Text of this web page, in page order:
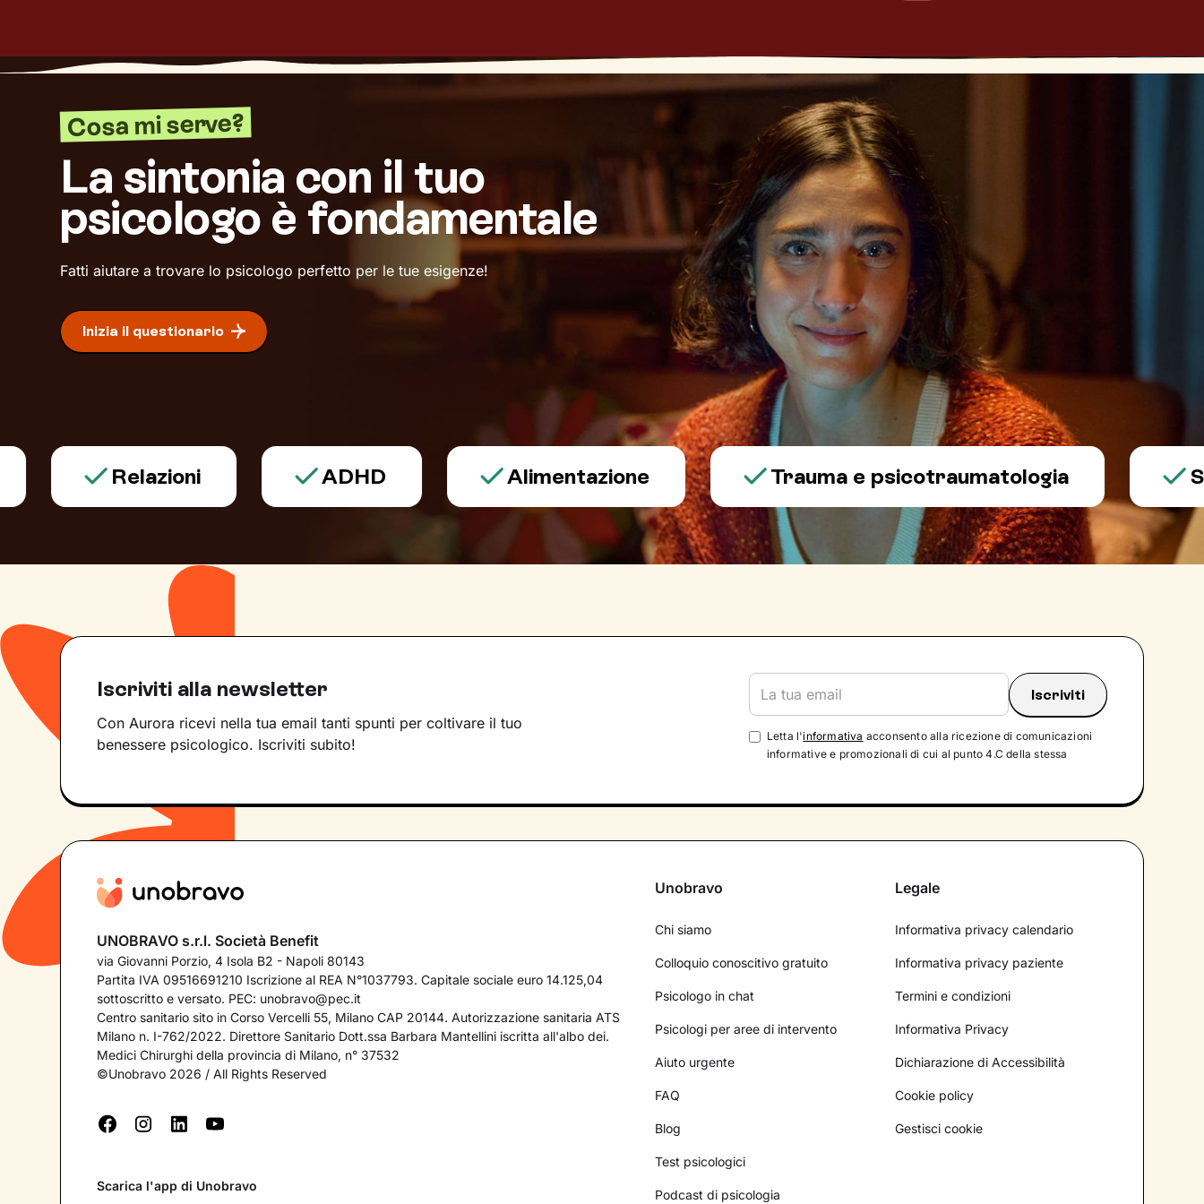
Cosa mi serve?
La sintonia con il tuo
psicologo è fondamentale
Fatti aiutare a trovare lo psicologo perfetto per le tue esigenze!
Inizia il questionario
Relazioni ADHD Alimentazione Trauma e psicotraumatologia
Iscriviti alla newsletter
Con Aurora ricevi nella tua email tanti spunti per coltivare il tuo
benessere psicologico. Iscriviti subito!
Letta l'informativa acconsento alla ricezione di comunicazioni
informative e promozionali di cui al punto 4.C della stessa
UNOBRAVO s.r.l. Società Benefit
via Giovanni Porzio, 4 Isola B2 - Napoli 80143
Partita IVA 09516691210 Iscrizione al REA N°1037793. Capitale sociale euro 14.125,04
sottoscritto e versato. PEC: unobravo@pec.it
Centro sanitario sito in Corso Vercelli 55, Milano CAP 20144. Autorizzazione sanitaria ATS
Milano n. I-762/2022. Direttore Sanitario Dott.ssa Barbara Mantellini iscritta all'albo dei.
Medici Chirurghi della provincia di Milano, n° 37532
©Unobravo 2026 / All Rights Reserved
Scarica l'app di Unobravo
Unobravo
Chi siamo
Colloquio conoscitivo gratuito
Psicologo in chat
Psicologi per aree di intervento
Aiuto urgente
FAQ
Blog
Test psicologici
Podcast di psicologia
Legale
Informativa privacy calendario
Informativa privacy paziente
Termini e condizioni
Informativa Privacy
Dichiarazione di Accessibilità
Cookie policy
Gestisci cookie